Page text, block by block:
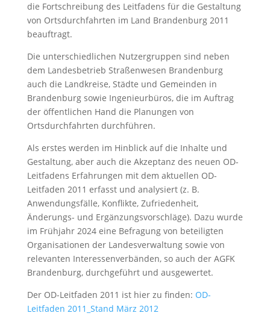
die Fortschreibung des Leitfadens für die Gestaltung
von Ortsdurchfahrten im Land Brandenburg 2011
beauftragt.
Die unterschiedlichen Nutzergruppen sind neben
dem Landesbetrieb Straßenwesen Brandenburg
auch die Landkreise, Städte und Gemeinden in
Brandenburg sowie Ingenieurbüros, die im Auftrag
der öffentlichen Hand die Planungen von
Ortsdurchfahrten durchführen.
Als erstes werden im Hinblick auf die Inhalte und
Gestaltung, aber auch die Akzeptanz des neuen OD-
Leitfadens Erfahrungen mit dem aktuellen OD-
Leitfaden 2011 erfasst und analysiert (z. B.
Anwendungsfälle, Konflikte, Zufriedenheit,
Änderungs- und Ergänzungsvorschläge). Dazu wurde
im Frühjahr 2024 eine Befragung von beteiligten
Organisationen der Landesverwaltung sowie von
relevanten Interessenverbänden, so auch der AGFK
Brandenburg, durchgeführt und ausgewertet.
Der OD-Leitfaden 2011 ist hier zu finden: OD-
Leitfaden 2011_Stand März 2012